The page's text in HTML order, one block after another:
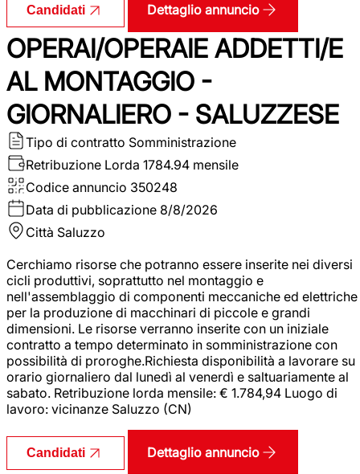
Candidati Dettaglio annuncio
OPERAI/OPERAIE ADDETTI/E
AL MONTAGGIO -
GIORNALIERO - SALUZZESE
Tipo di contratto Somministrazione
Retribuzione Lorda 1784.94 mensile
Codice annuncio 350248
Data di pubblicazione 8/8/2026
Città Saluzzo
Cerchiamo risorse che potranno essere inserite nei diversi
cicli produttivi, soprattutto nel montaggio e
nell'assemblaggio di componenti meccaniche ed elettriche
per la produzione di macchinari di piccole e grandi
dimensioni. Le risorse verranno inserite con un iniziale
contratto a tempo determinato in somministrazione con
possibilità di proroghe.Richiesta disponibilità a lavorare su
orario giornaliero dal lunedì al venerdì e saltuariamente al
sabato. Retribuzione lorda mensile: € 1.784,94 Luogo di
lavoro: vicinanze Saluzzo (CN)
Candidati Dettaglio annuncio